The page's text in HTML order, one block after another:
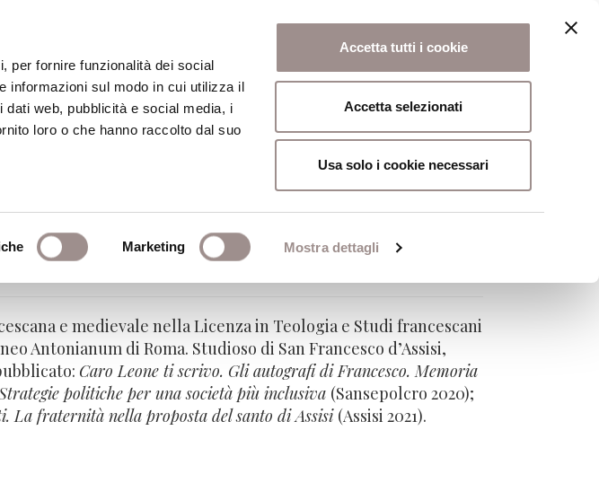
per fornire funzionalità dei social
informazioni sul modo in cui utilizza il
web, pubblicità e social media, i
loro o che hanno raccolto dal suo
Marketing Mostra dettagli
Accetta tutti i cookie
Accetta selezionati
Usa solo i cookie necessari
Centro Studi Religiosi Scuola Alti Studi
- Istituto Teologico di Assisi
e medievale nella Licenza in Teologia e Studi francescani
Antonianum di Roma. Studioso di San Francesco d’Assisi,
Caro Leone ti scrivo. Gli autografi di Francesco. Memoria
politiche per una società più inclusiva (Sansepolcro 2020);
La fraternità nella proposta del santo di Assisi (Assisi 2021).